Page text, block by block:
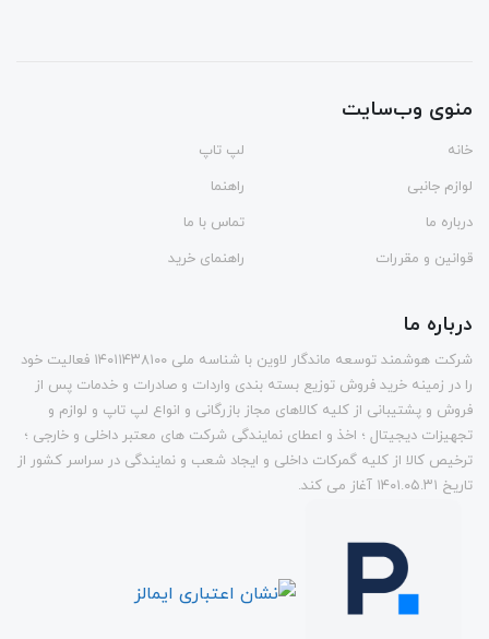
منوی وب‌سایت
خانه
لپ تاپ
لوازم جانبی
راهنما
درباره ما
تماس با ما
قوانین و مقررات
راهنمای خرید
درباره ما
شرکت هوشمند توسعه ماندگار لاوین با شناسه ملی ۱۴۰۱۱۴۳۸۱۰۰ فعالیت خود
را در زمینه خرید فروش توزیع بسته بندی واردات و صادرات و خدمات پس از
فروش و پشتیبانی از کلیه کالاهای مجاز بازرگانی و انواع لپ تاپ و لوازم و
تجهيزات دیجیتال ؛ اخذ و اعطای نمایندگی شرکت های معتبر داخلی و خارجی ؛
ترخیص کالا از کلیه گمرکات داخلی و ايجاد شعب و نمایندگی در سراسر کشور از
تاريخ ۱۴۰۱.۰۵.۳۱ آغاز می کند.